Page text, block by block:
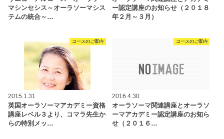
マシンセシス～オーラソーマシス
テムの統合～…
ー認定講座のお知らせ（２０１８
年２月～３月）
コースのご案内
2015.1.31
英国オーラソーマアカデミー資格
講座レベル３より、コマラ先生か
らの特別メッ…
コースのご案内
2016.4.30
オーラソーマ関連講座とオーラソ
ーマアカデミー認定講座のお知ら
せ（２０１６…